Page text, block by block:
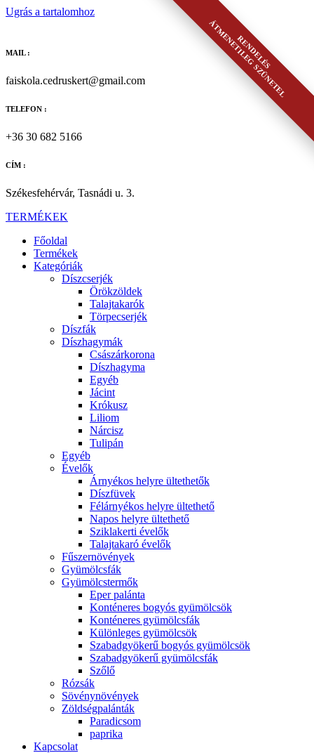
RENDELÉS
ÁTMENETILEG SZÜNETEL
Ugrás a tartalomhoz
MAIL :
faiskola.cedruskert@gmail.com
TELEFON :
+36 30 682 5166
CÍM :
Székesfehérvár, Tasnádi u. 3.
TERMÉKEK
Főoldal
Termékek
Kategóriák
Díszcserjék
Örökzöldek
Talajtakarók
Törpecserjék
Díszfák
Díszhagymák
Császárkorona
Díszhagyma
Egyéb
Jácint
Krókusz
Liliom
Nárcisz
Tulipán
Egyéb
Évelők
Árnyékos helyre ültethetők
Díszfüvek
Félárnyékos helyre ültethető
Napos helyre ültethető
Sziklakerti évelők
Talajtakaró évelők
Fűszernövények
Gyümölcsfák
Gyümölcstermők
Eper palánta
Konténeres bogyós gyümölcsök
Konténeres gyümölcsfák
Különleges gyümölcsök
Szabadgyökerű bogyós gyümölcsök
Szabadgyökerű gyümölcsfák
Szőlő
Rózsák
Sövénynövények
Zöldségpalánták
Paradicsom
paprika
Kapcsolat